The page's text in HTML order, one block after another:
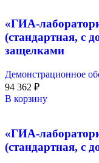
«ГИА-
(стандартная, с
защелками
Демонстрационное
94 362 ₽
В корзину
«ГИА-
(стандартная, с